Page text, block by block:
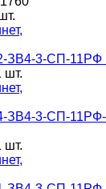
,
шт.
,
шт.
,